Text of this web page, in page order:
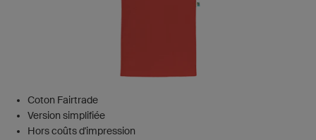
Coton Fairtrade
Version simplifiée
Hors coûts d'impression